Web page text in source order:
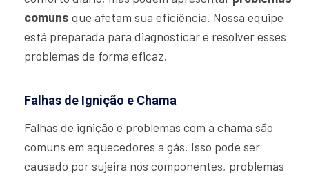
comuns que afetam sua eficiência. Nossa equipe
está preparada para diagnosticar e resolver esses
problemas de forma eficaz.
Falhas de Ignição e Chama
Falhas de ignição e problemas com a chama são
comuns em aquecedores a gás. Isso pode ser
causado por sujeira nos componentes, problemas